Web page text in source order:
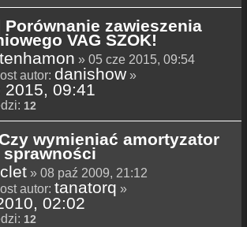
Porównanie zawieszenia
VAG SZOK!
» 05 cze 2015, 09:54
autor: danishow »
2015, 09:41
12
wymieniać amortyzator
sprawności
» 08 paź 2009, 21:12
autor: tanatorq »
02:02
12